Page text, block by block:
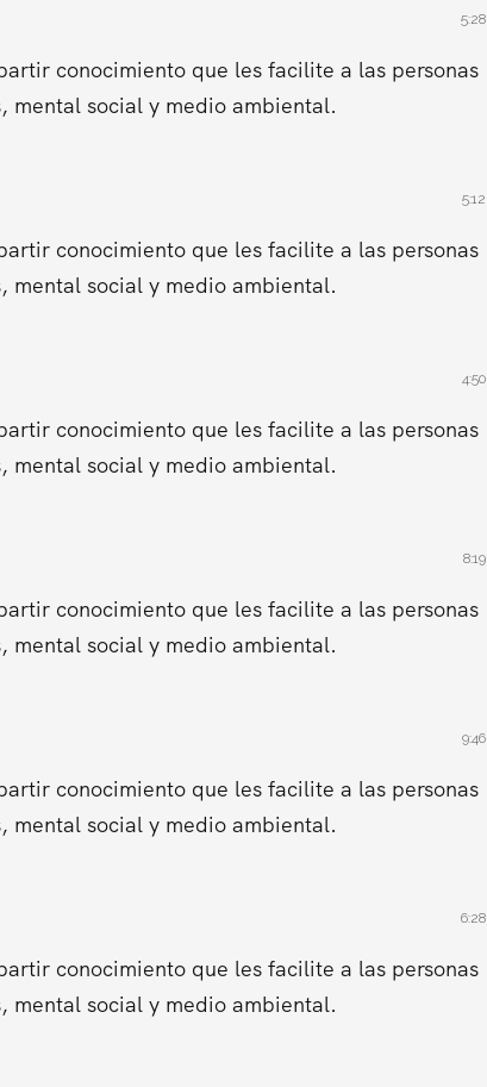
5:28
conocimiento que les facilite a las personas
mental social y medio ambiental.
5:12
conocimiento que les facilite a las personas
mental social y medio ambiental.
4:50
conocimiento que les facilite a las personas
mental social y medio ambiental.
8:19
conocimiento que les facilite a las personas
mental social y medio ambiental.
9:46
conocimiento que les facilite a las personas
mental social y medio ambiental.
6:28
conocimiento que les facilite a las personas
mental social y medio ambiental.